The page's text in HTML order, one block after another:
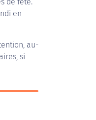
en
au-
si